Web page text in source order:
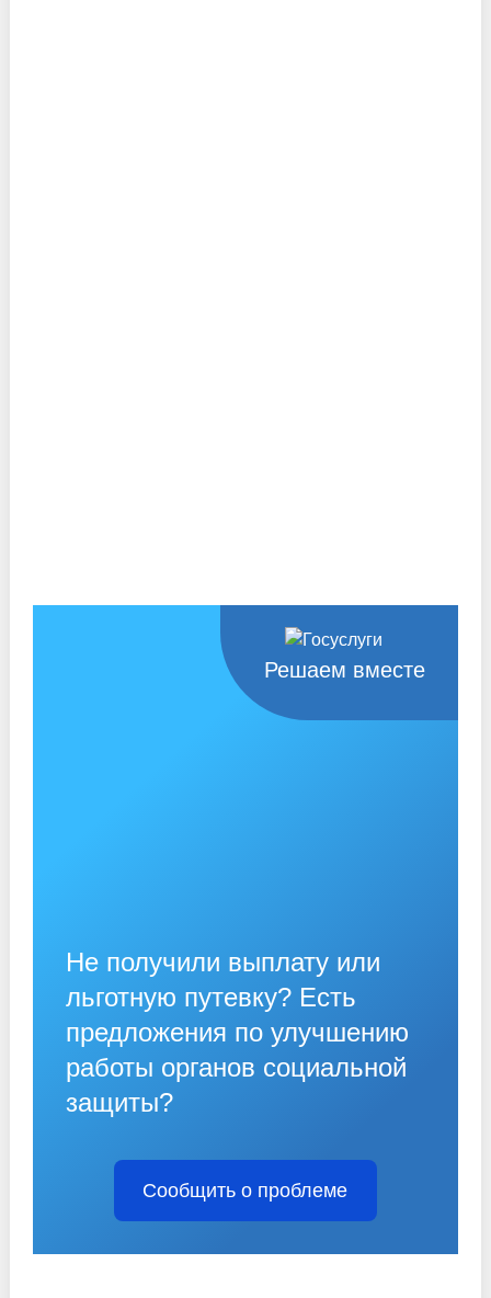
Решаем вместе
Не получили выплату или
льготную путевку? Есть
предложения по улучшению
работы органов социальной
защиты?
Сообщить о проблеме